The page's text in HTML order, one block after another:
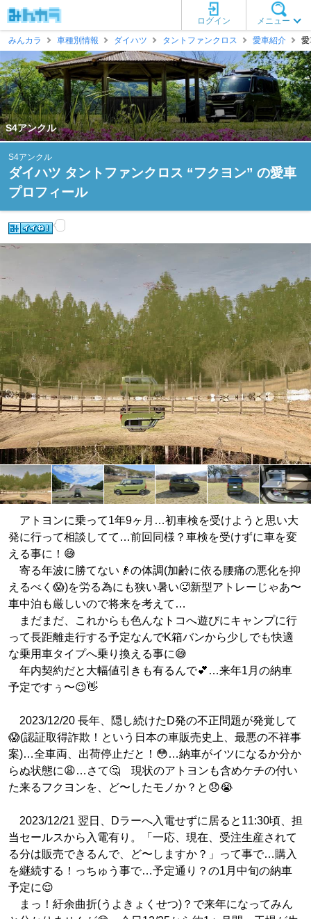
メニュー
ログイン
みんカラ
車種別情報 ダイハツ タントファンクロス 愛車紹介
S4アンクル
S4アンクル
ダイハツ タントファンクロス “フクヨン” の愛車
プロフィール
アトヨンに乗って1年9ヶ月…初車検を受けようと思い大
発に行って相談してて…前回同様？車検を受けずに車を変
える事に！😅
寄る年波に勝てない👴の体調(加齢に依る腰痛の悪化を抑
えるべく😱)を労る為にも狭い暑い🥵新型アトレーじゃあ〜
車中泊も厳しいので将来を考えて…
まだまだ、これからも色んなトコへ遊びにキャンプに行
って長距離走行する予定なんでK箱バンから少しでも快適
な乗用車タイプへ乗り換える事に😅
年内契約だと大幅値引きも有るんで💕…来年1月の納車
予定ですぅ〜😉👋
2023/12/20 長年、隠し続けたD発の不正問題が発覚して
😱(認証取得詐欺！という日本の車販売史上、最悪の不祥事
案)…全車両、出荷停止だと！😳…納車がイツになるか分か
らぬ状態に😩…さて🤔 現状のアトヨンも含めケチの付い
た来るフクヨンを、ど〜したモノか？と😞😭
2023/12/21 翌日、Dラーへ入電せずに居ると11:30頃、担
当セールスから入電有り。「一応、現在、受注生産されて
る分は販売できるんで、ど〜しますか？」って事で…購入
を継続する！っちゅう事で…予定通り？の1月中旬の納車
予定に😌
まっ！紆余曲折(うよきょくせつ)？で来年になってみん